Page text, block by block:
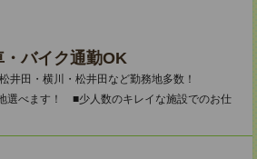
バイク通勤OK
井田・横川・松井田など勤務地多数！
選べます！ ■少人数のキレイな施設でのお仕